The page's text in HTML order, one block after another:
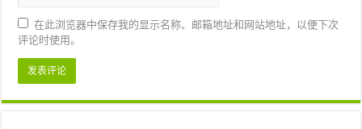
在此浏览器中保存我的显示名称、邮箱地址和网站地址，以便下次
评论时使用。